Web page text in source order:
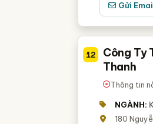
Gửi
12
Công Ty
Thanh
Thông tin
NGÀNH:
180